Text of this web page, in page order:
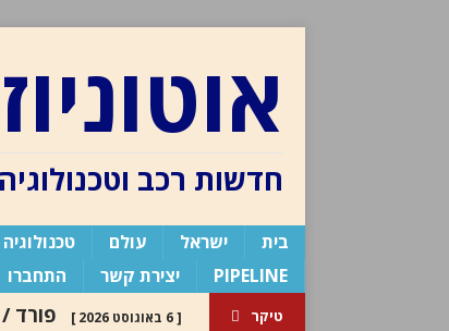
אוטוניוז
חדשות רכב וטכנולוגיה
בית ישראל עולם טכנולוגיה
PIPELINE
יצירת קשר התחברו
טיקר [ 6 באוגוסט 2026 ]